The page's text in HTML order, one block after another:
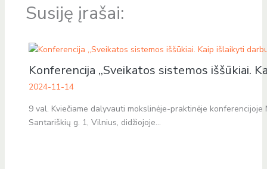
Susiję įrašai:
Konferencija ,,Sveikatos sistemos iššūkiai.
2024-11-14
9 val. Kviečiame dalyvauti mokslinėje-praktinėje
Santariškių g. 1, Vilnius, didžiojoje…